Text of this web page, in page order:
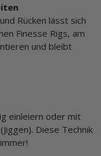
Rücken lässt sich
Finesse Rigs, am
und bleibt
einleiern oder mit
Diese Technik